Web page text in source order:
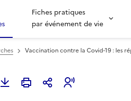
Fiches pratiques
par événement de vie
Vaccination contre la Covid-19 : les
à mes alertes